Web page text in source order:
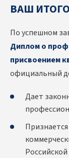
ВАШ
По успешном
Диплом о
присвоением
официальный
Дает